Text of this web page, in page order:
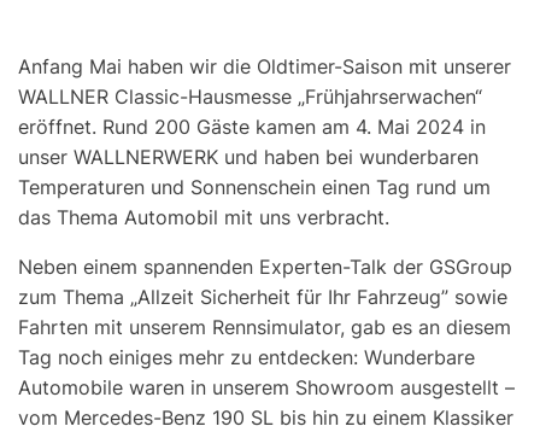
Anfang Mai haben wir die Oldtimer-Saison mit unserer
WALLNER Classic-Hausmesse „Frühjahrserwachen“
eröffnet. Rund 200 Gäste kamen am 4. Mai 2024 in
unser WALLNERWERK und haben bei wunderbaren
Temperaturen und Sonnenschein einen Tag rund um
das Thema Automobil mit uns verbracht.
Neben einem spannenden Experten-Talk der GSGroup
zum Thema „Allzeit Sicherheit für Ihr Fahrzeug” sowie
Fahrten mit unserem Rennsimulator, gab es an diesem
Tag noch einiges mehr zu entdecken: Wunderbare
Automobile waren in unserem Showroom ausgestellt –
vom Mercedes-Benz 190 SL bis hin zu einem Klassiker